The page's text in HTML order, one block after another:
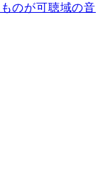
のが可聴域の音